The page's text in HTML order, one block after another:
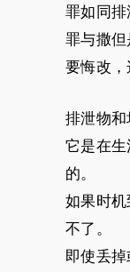
罪如同排
罪与撒但
要悔改，
排泄物和
它是在
的。
如果时
不了。
即使丢